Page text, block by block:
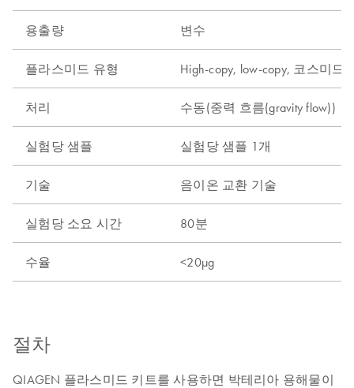
용출량 변수
플라스미드 유형 High-copy, low-copy, 코스미드
처리 수동(중력 흐름(gravity flow))
실험당 샘플 실험당 샘플 1개
기술 음이온 교환 기술
실험당 소요 시간 80분
수율 <20µg
절차
QIAGEN 플라스미드 키트를 사용하면 박테리아 용해물이